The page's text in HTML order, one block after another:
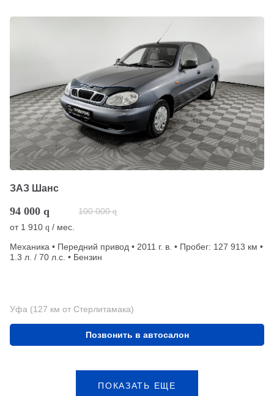
ЗАЗ Шанс
94 000 q 100 000 q
от 1 910 q / мес.
Механика • Передний привод • 2011 г. в. • Пробег: 127 913 км •
1.3 л. / 70 л.с. • Бензин
Уфа (127 км от Стерлитамака)
Позвонить в автосалон
ПОКАЗАТЬ ЕЩЕ